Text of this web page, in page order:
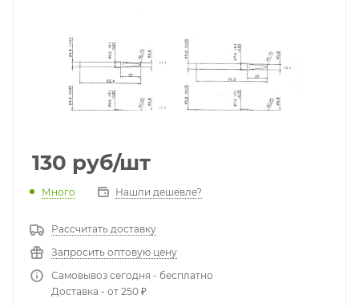
130 руб/шт
Много Нашли дешевле?
Рассчитать доставку
Запросить оптовую цену
Самовывоз сегодня - бесплатно
Доставка - от 250 ₽